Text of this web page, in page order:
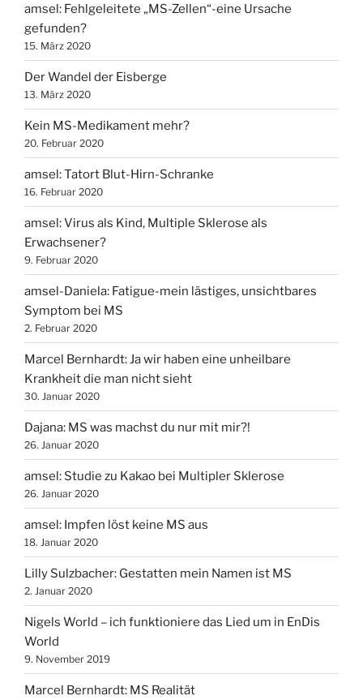
amsel: Fehlgeleitete „MS-Zellen“-eine Ursache
gefunden?
15. März 2020
Der Wandel der Eisberge
13. März 2020
Kein MS-Medikament mehr?
20. Februar 2020
amsel: Tatort Blut-Hirn-Schranke
16. Februar 2020
amsel: Virus als Kind, Multiple Sklerose als
Erwachsener?
9. Februar 2020
amsel-Daniela: Fatigue-mein lästiges, unsichtbares
Symptom bei MS
2. Februar 2020
Marcel Bernhardt: Ja wir haben eine unheilbare
Krankheit die man nicht sieht
30. Januar 2020
Dajana: MS was machst du nur mit mir?!
26. Januar 2020
amsel: Studie zu Kakao bei Multipler Sklerose
26. Januar 2020
amsel: Impfen löst keine MS aus
18. Januar 2020
Lilly Sulzbacher: Gestatten mein Namen ist MS
2. Januar 2020
Nigels World – ich funktioniere das Lied um in EnDis
World
9. November 2019
Marcel Bernhardt: MS Realität